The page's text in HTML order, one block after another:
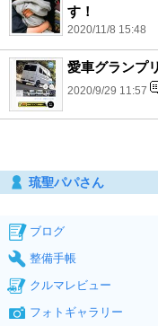
す！
2020/11/8 15:48
愛車グランプ
2020/9/29 11:57
琉聖パパさん
ブログ
整備手帳
クルマレビュー
フォトギャラリー